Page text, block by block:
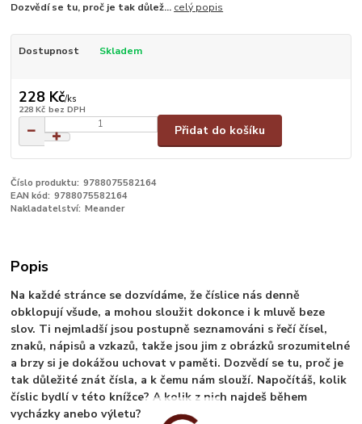
Dozvědí se tu, proč je tak důlež... celý popis
Dostupnost Skladem
228 Kč/ks
228 Kč bez DPH
Přidat do košíku
Číslo produktu: 9788075582164
EAN kód: 9788075582164
Nakladatelství: Meander
Popis
Na každé stránce se dozvídáme, že číslice nás denně
obklopují všude, a mohou sloužit dokonce i k mluvě beze
slov. Ti nejmladší jsou postupně seznamováni s řečí čísel,
znaků, nápisů a vzkazů, takže jsou jim z obrázků srozumitelné
a brzy si je dokážou uchovat v paměti. Dozvědí se tu, proč je
tak důležité znát čísla, a k čemu nám slouží. Napočítáš, kolik
číslic bydlí v této knížce? A kolik z nich najdeš během
vycházky anebo výletu?